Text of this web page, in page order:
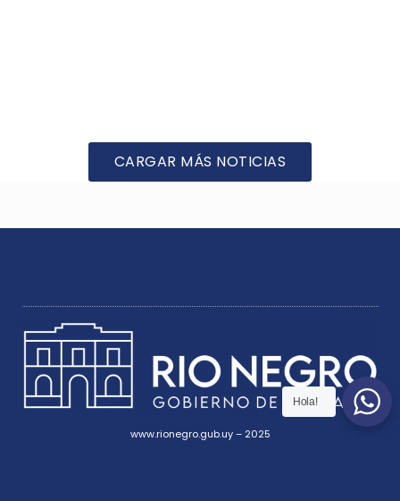
CARGAR MÁS NOTICIAS
www.rionegro.gub.uy – 2025
Hola!